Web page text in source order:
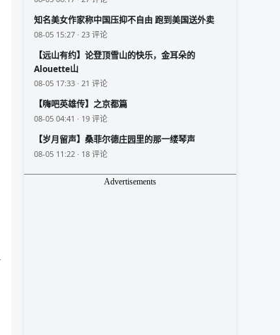
知名美女作家称中国压抑不自由 跑到美国送外卖
08-05 15:27 · 23 评论
【远山有约】论登顶雪山的快乐，金耳朵的
Alouette山
08-05 17:33 · 21 评论
【嗨吧英雄传】之京都篇
08-05 04:41 · 19 评论
【岁月留声】桑菲尔德庄园里的那一缕琴声
08-05 11:22 · 18 评论
Advertisements